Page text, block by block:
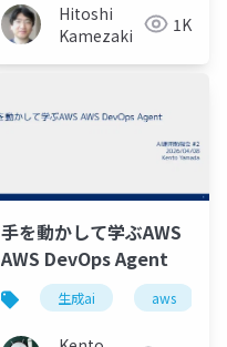
Hitoshi
Kamezaki
1K
security
手を動かして学ぶAWS
AWS DevOps Agent
生成ai aws